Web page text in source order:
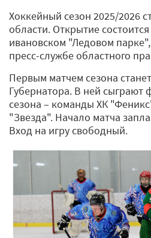
Хоккейный сезон 2025/2026
области. Открытие
ивановском "Ледовом
пресс-службе областного
Первым матчем сезона
Губернатора. В ней сыграют
сезона – команды ХК
"Звезда". Начало матча
Вход на игру свободный.